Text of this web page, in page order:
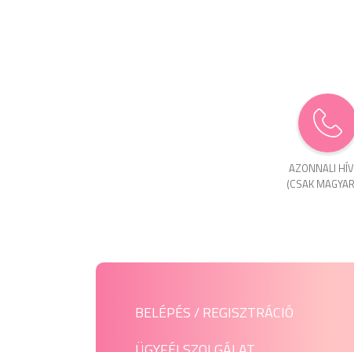
AZONNALI
(CSAK
BELÉPÉS / REGISZTRÁCIÓ